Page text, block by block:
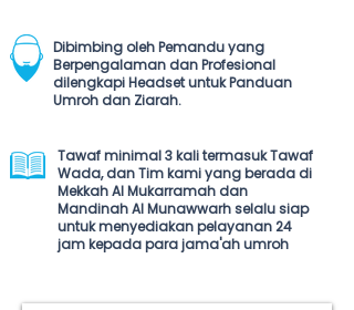
Dibimbing oleh Pemandu yang
Berpengalaman dan Profesional
dilengkapi Headset untuk Panduan
Umroh dan Ziarah.
Tawaf minimal 3 kali termasuk Tawaf
Wada, dan Tim kami yang berada di
Mekkah Al Mukarramah dan
Mandinah Al Munawwarh selalu siap
untuk menyediakan pelayanan 24
jam kepada para jama'ah umroh